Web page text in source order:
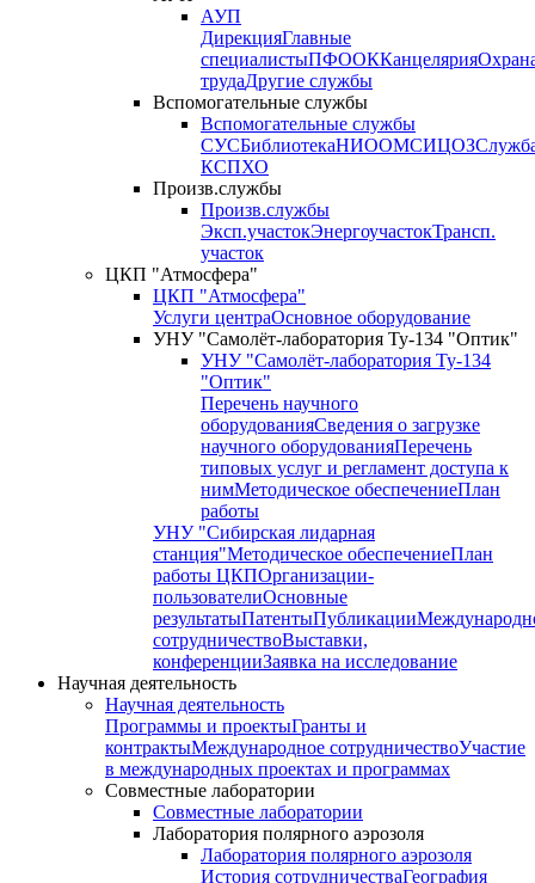
АУП
ДирекцияГлавные
специалистыПФООККанцелярия
трудаДругие службы
Вспомогательные службы
Вспомогательные службы
СУСБиблиотекаНИООМСИЦОЗ
КСПХО
Произв.службы
Произв.службы
Эксп.участокЭнергоучастокТрансп.
участок
ЦКП "Атмосфера"
ЦКП "Атмосфера"
Услуги центраОсновное оборудование
УНУ "Самолёт-лаборатория Ту-134 "Оптик"
УНУ "Самолёт-лаборатория Ту-134
"Оптик"
Перечень научного
оборудованияСведения о загрузке
научного оборудованияПеречень
типовых услуг и регламент доступа к
нимМетодическое обеспечениеПлан
работы
УНУ "Сибирская лидарная
станция"Методическое обеспечениеПлан
работы ЦКПОрганизации-
пользователиОсновные
результатыПатентыПубликации
сотрудничествоВыставки,
конференцииЗаявка на исследование
Научная деятельность
Научная деятельность
Программы и проектыГранты и
контрактыМеждународное сотрудничествоУчастие
в международных проектах и программах
Совместные лаборатории
Совместные лаборатории
Лаборатория полярного аэрозоля
Лаборатория полярного аэрозоля
История сотрудничестваГеография